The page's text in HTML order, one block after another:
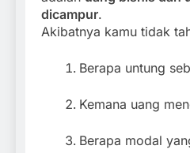
dicampur.
Akibatnya kamu tidak
Berapa untung
Kemana uang
Berapa modal